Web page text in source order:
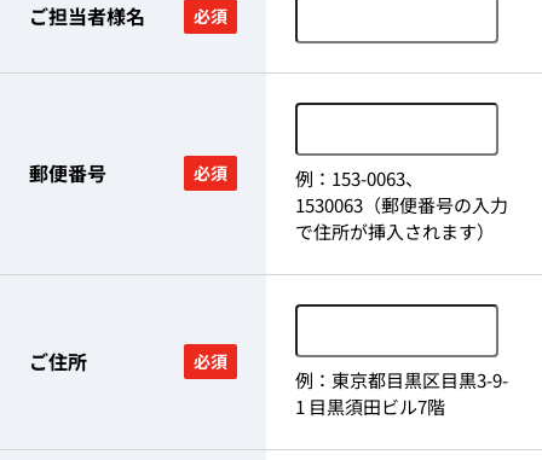
ご担当者様名 必須
郵便番号 必須
例：153-0063、
1530063（郵便番号の入力
で住所が挿入されます）
ご住所 必須
例：東京都目黒区目黒3-9-
1 目黒須田ビル7階